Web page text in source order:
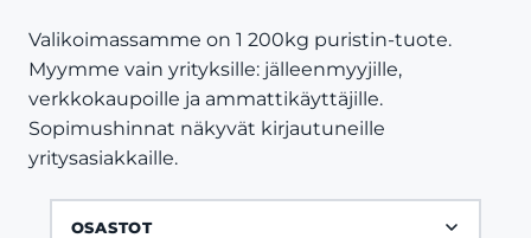
Valikoimassamme on 1 200kg puristin-tuote.
Myymme vain yrityksille: jälleenmyyjille,
verkkokaupoille ja ammattikäyttäjille.
Sopimushinnat näkyvät kirjautuneille
yritysasiakkaille.
OSASTOT